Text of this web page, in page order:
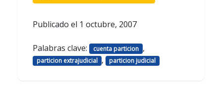
Publicado el 1 octubre, 2007
Palabras clave: cuenta particion ,
particion extrajudicial , particion judicial